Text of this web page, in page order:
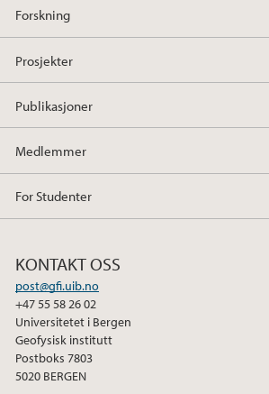
Forskning
Prosjekter
Publikasjoner
Medlemmer
For Studenter
KONTAKT OSS
post@gfi.uib.no
+47 55 58 26 02
Universitetet i Bergen
Geofysisk institutt
Postboks 7803
5020 BERGEN